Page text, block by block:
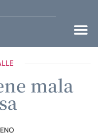
mala